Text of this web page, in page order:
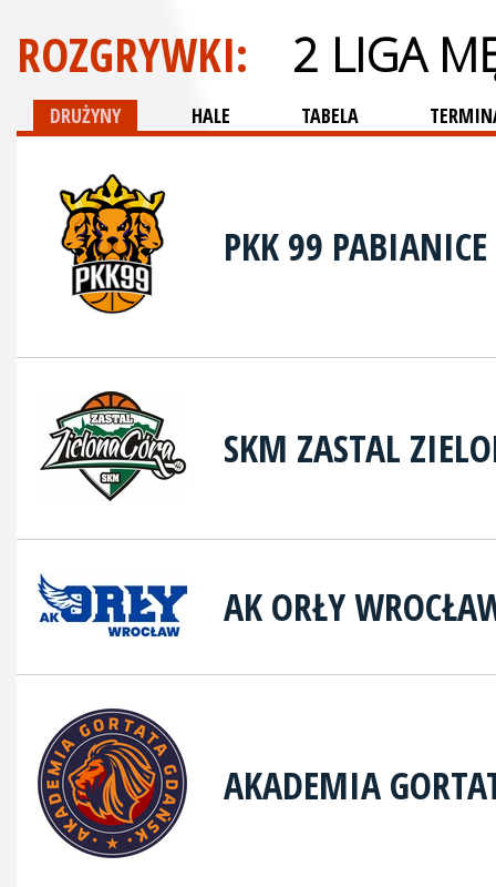
ROZGRYWKI: 2 LIGA
DRUŻYNY HALE TABELA
PKK 99 PABIANICE
SKM ZASTAL
AK ORŁY
AKADEMIA